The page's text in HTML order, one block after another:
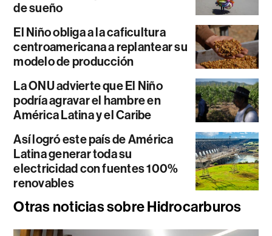
de sueño
El Niño obliga a la caficultura
centroamericana a replantear su
modelo de producción
La ONU advierte que El Niño
podría agravar el hambre en
América Latina y el Caribe
Así logró este país de América
Latina generar toda su
electricidad con fuentes 100%
renovables
Otras noticias sobre Hidrocarburos